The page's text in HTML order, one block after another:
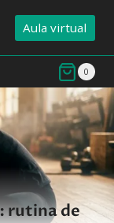
Aula virtual
0
rutina de